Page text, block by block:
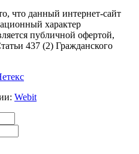
что данный интернет-сайт
характер
публичной офертой,
437 (2) Гражданского
Webit